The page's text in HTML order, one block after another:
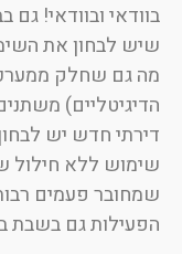
בוודאי ובוודאי! גם
שיש לבחון את
מה גם שחלק
הדיגיטליים)
דירתי חדש יש
שימוש ללא חילול
שמחובר פעמים
הפעילות גם בשבת